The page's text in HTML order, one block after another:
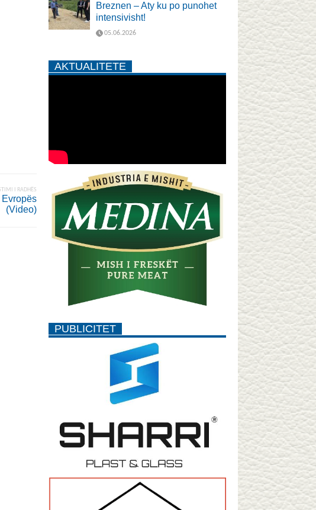
I RADHËS
Evropës
(Video)
Breznen – Aty ku po punohet
intensivisht!
05.06.2026
AKTUALITETE
PUBLICITET